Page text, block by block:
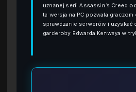
uznanej serii Assassin’s Creed
ta wersja na PC pozwala graczom
sprawdzanie serwerów i uzyskać
garderoby Edwarda Kenwaya w